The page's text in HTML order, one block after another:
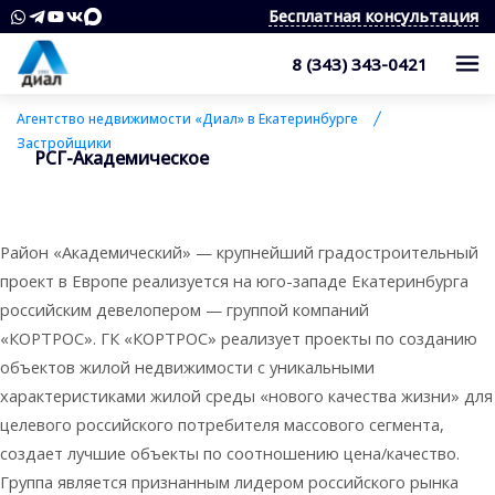
Бесплатная консультация
8 (343) 343-0421
Каталог
Квартиры
1-комнатные квартиры
2-комнатные квартиры
3-комнатные квартиры
4 и более комнатные квартиры
Комнаты
Дома, дачи, коттеджи
Участки
Коммерческая недвижимость
Аренда
Квартиры
Жилые комплексы
Наши награды
Сотрудники
Вакансии
Специалист по недвижимости
Отзывы
Продажа недвижимости
Покупка недвижимости
Сопровождение сделки
Покупка новостроек
Оценка квартиры
Для клиента
Аналитика
Как выбрать агентство недвижимости?
Контакты
8 (343) 343-0421
Агентство недвижимости «Диал» в Екатеринбурге
Застройщики
РСГ-Академическое
Район «Академический» — крупнейший градостроительный
проект в Европе реализуется на юго-западе Екатеринбурга
российским девелопером — группой компаний
«КОРТРОС». ГК «КОРТРОС» реализует проекты по созданию
объектов жилой недвижимости с уникальными
характеристиками жилой среды «нового качества жизни» для
целевого российского потребителя массового сегмента,
создает лучшие объекты по соотношению цена/качество.
Группа является признанным лидером российского рынка